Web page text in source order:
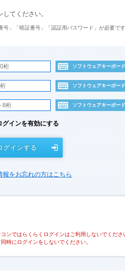
てください。
」「暗証番号」「認証用パスワード」が必要です
ソフトウェアキーボード
ソフトウェアキーボード
ソフトウェアキーボード
グインを有効にする
グインする
報をお忘れの方はこちら
ンではらくらくログインはご利用しないでくださ
時にログインをしないでください。